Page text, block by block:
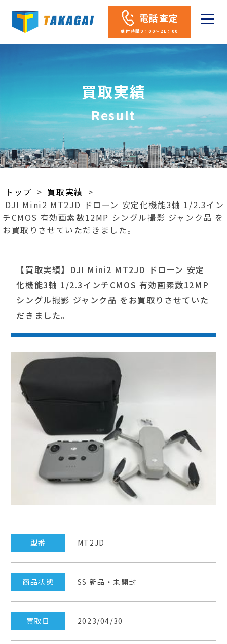
電話査定
受付時間9：00～21：00
買取実績
Result
トップ > 買取実績 >
DJI Mini2 MT2JD ドローン 安定化機能3軸 1/2.3イン
チCMOS 有効画素数12MP シングル撮影 ジャンク品 を
お買取りさせていただきました。
【買取実績】DJI Mini2 MT2JD ドローン 安定
化機能3軸 1/2.3インチCMOS 有効画素数12MP
シングル撮影 ジャンク品 をお買取りさせていた
だきました。
型番 MT2JD
商品状態 SS 新品・未開封
買取日 2023/04/30